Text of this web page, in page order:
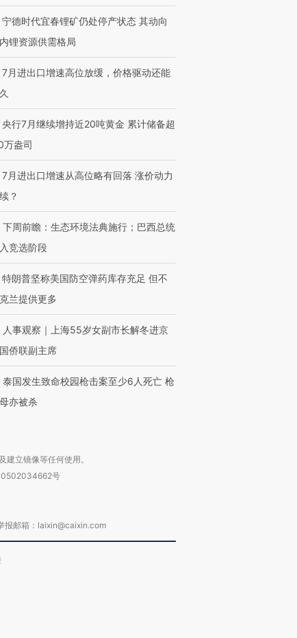
宁德时代宜春锂矿仍处停产状态 其动向
锂资源供需格局
7月进出口增速高位放缓，价格驱动还能
央行7月继续增持近20吨黄金 累计储备超
盎司
7月进出口增速从高位略有回落 涨价动力
？
下周前瞻：生态环境法典施行；巴西总统
竞选阶段
特朗普坚称美国防空弹药库存充足 但不
兰提供更多
人事观察｜上海55岁女副市长解冬进京
侨联副主席
泰国发生致命校园枪击案至少6人死亡 枪
亦被杀
立镜像等任何使用。
号
邮箱：laixin@caixin.com